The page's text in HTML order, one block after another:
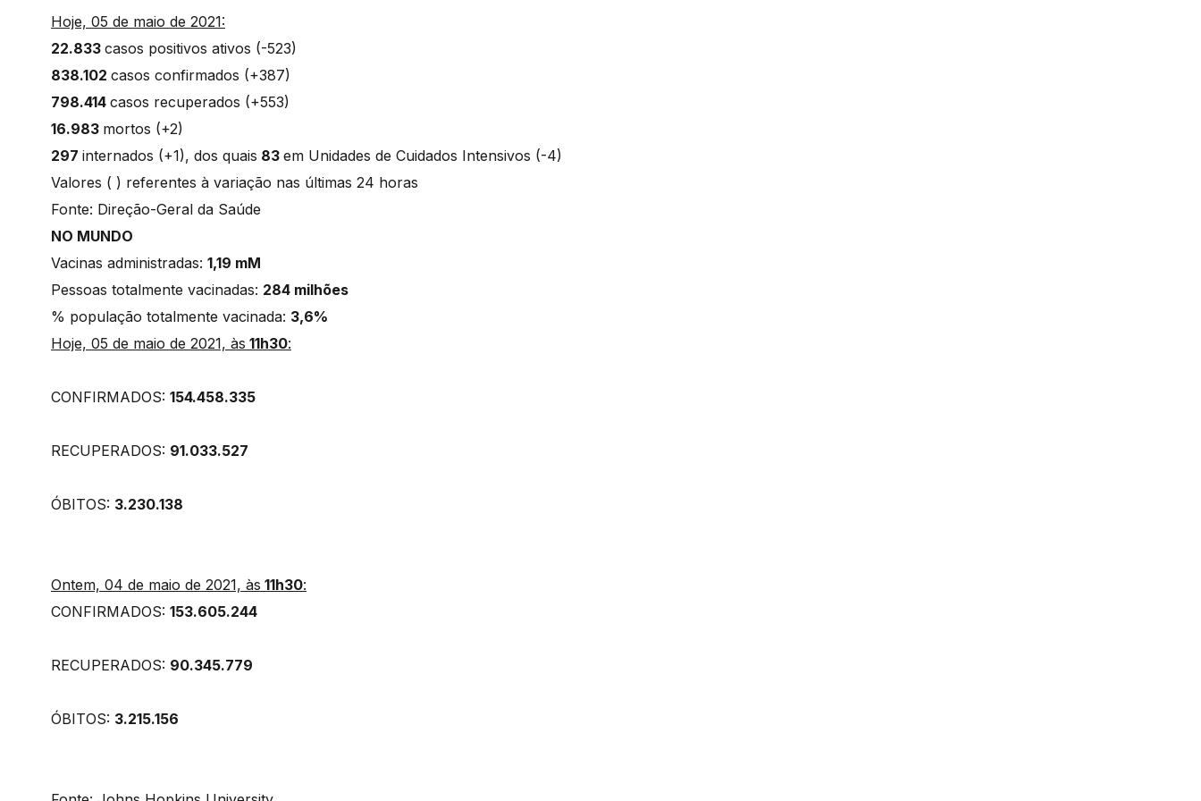
Hoje, 05 de maio de 2021:
22.833 casos positivos ativos (-523)
838.102 casos confirmados (+387)
798.414 casos recuperados (+553)
16.983 mortos (+2)
297 internados (+1), dos quais 83 em Unidades de Cuidados Intensivos (-4)
Valores ( ) referentes à variação nas últimas 24 horas
Fonte: Direção-Geral da Saúde
NO MUNDO
Vacinas administradas: 1,19 mM
Pessoas totalmente vacinadas: 284 milhões
% população totalmente vacinada: 3,6%
Hoje, 05 de maio de 2021, às 11h30:
CONFIRMADOS: 154.458.335
RECUPERADOS: 91.033.527
ÓBITOS: 3.230.138
Ontem, 04 de maio de 2021, às 11h30:
CONFIRMADOS: 153.605.244
RECUPERADOS: 90.345.779
ÓBITOS: 3.215.156